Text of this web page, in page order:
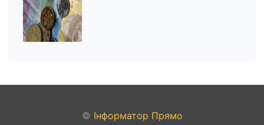
© Інформатор Прямо